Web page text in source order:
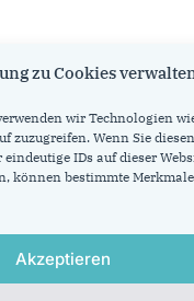
zu Cookies
wir Technologien
zuzugreifen. Wenn Sie
IDs auf dieser
können bestimmte
Akzeptieren